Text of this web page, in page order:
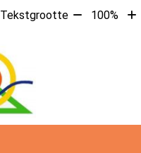
Tekstgrootte Tekst100%